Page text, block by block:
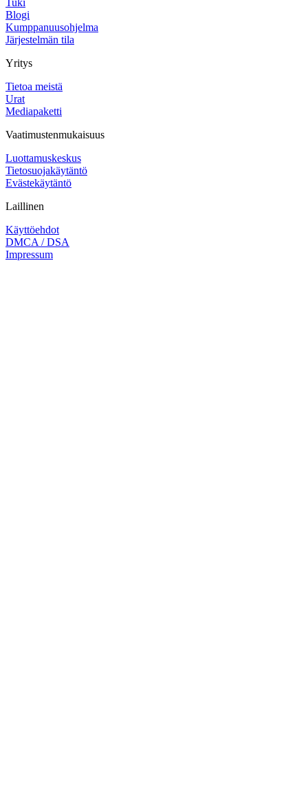
Blogi
Kumppanuusohjelma
Järjestelmän tila
Yritys
Tietoa meistä
Urat
Mediapaketti
Vaatimustenmukaisuus
Luottamuskeskus
Tietosuojakäytäntö
Evästekäytäntö
Laillinen
Käyttöehdot
DMCA / DSA
Impressum